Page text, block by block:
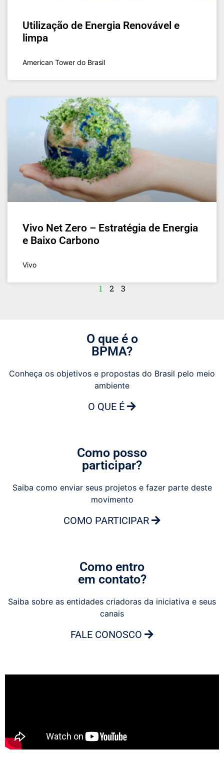
Utilização de Energia Renovável e
limpa
American Tower do Brasil
Vivo Net Zero – Estratégia de Energia
e Baixo Carbono
Vivo
1 2 3
O que é o
BPMA?
Conheça os objetivos e propostas do Brasil pelo meio
ambiente
O QUE É
Como posso
participar?
Saiba como enviar seus projetos e fazer parte deste
movimento
COMO PARTICIPAR
Como entro
em contato?
Saiba sobre as entidades criadoras da iniciativa e seus
canais
FALE CONOSCO